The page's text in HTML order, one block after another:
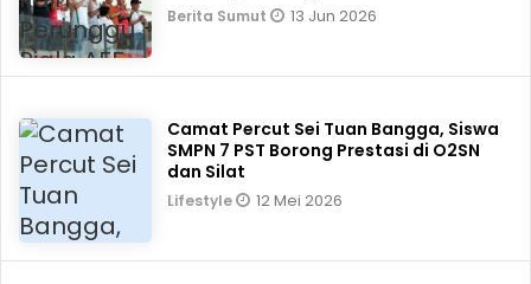
Berita Sumut 13 Jun 2026
Camat Percut Sei Tuan Bangga, Siswa
SMPN 7 PST Borong Prestasi di O2SN
dan Silat
Lifestyle 12 Mei 2026